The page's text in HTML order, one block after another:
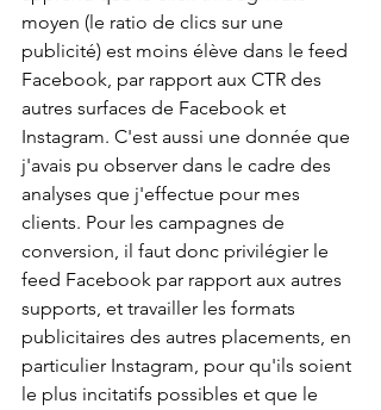
moyen (le ratio de clics sur une
publicité) est moins élève dans le feed
Facebook, par rapport aux CTR des
autres surfaces de Facebook et
Instagram. C'est aussi une donnée que
j'avais pu observer dans le cadre des
analyses que j'effectue pour mes
clients. Pour les campagnes de
conversion, il faut donc privilégier le
feed Facebook par rapport aux autres
supports, et travailler les formats
publicitaires des autres placements, en
particulier Instagram, pour qu'ils soient
le plus incitatifs possibles et que le